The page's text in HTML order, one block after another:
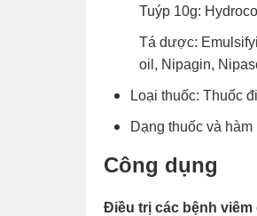
Tuýp 10g:
Tá dược:
oil, Nipagin,
Loại thuốc: Thuốc
Dạng thuốc và
Công dụng
Điều trị các bệnh viêm